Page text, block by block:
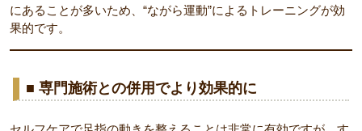
にあることが多いため、“ながら運動”によるトレーニングが効
果的です。
■ 専門施術との併用でより効果的に